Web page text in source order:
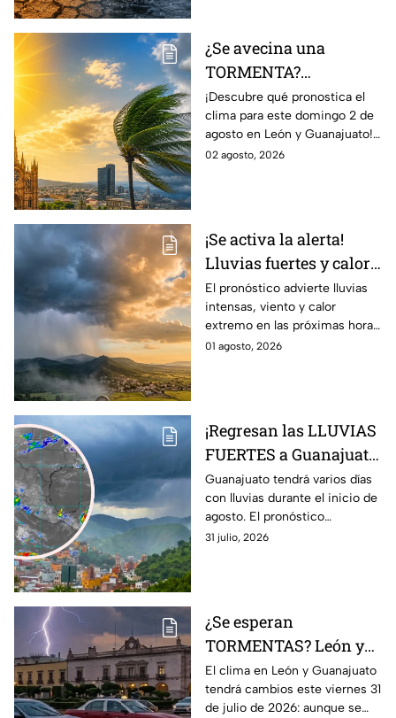
¿Se avecina una
TORMENTA?
Aumentan las
posibilidad de
LLUVIAS FUERTES en
León, Gto., hoy 2 de
¡Descubre qué pronostica el
clima para este domingo 2 de
agosto en León y Guanajuato!
Desde una mañana
02 agosto, 2026
¡Se activa la alerta!
Lluvias fuertes y calor
extremo en gran parte
de México; ¿afectará a
Guanajuato?
El pronóstico advierte lluvias
intensas, viento y calor
extremo en las próximas horas
en gran parte del país.
01 agosto, 2026
¡Regresan las LLUVIAS
FUERTES a Guanajuato!
Pronostican varios
días con chubascos y
tormentas del 1 al 4 de
AGOSTO: esto se espera
Guanajuato tendrá varios días
con lluvias durante el inicio de
agosto. El pronóstico
contempla chubascos fuertes,
31 julio, 2026
¿Se esperan
TORMENTAS? León y
Guanajuato con
posibilidad de
El clima en León y Guanajuato
tendrá cambios este viernes 31
de julio de 2026: aunque se